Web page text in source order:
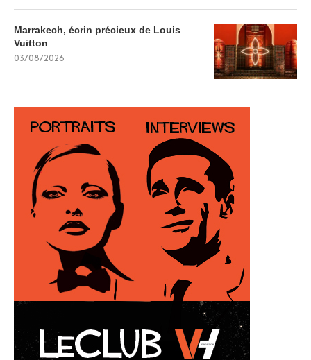
Marrakech, écrin précieux de Louis
Vuitton
03/08/2026